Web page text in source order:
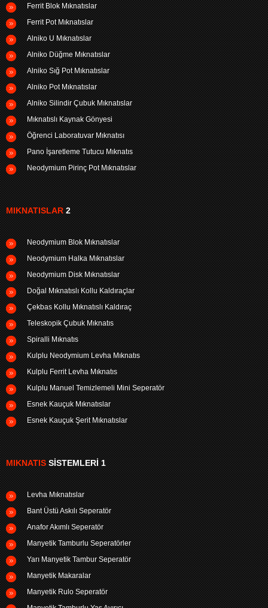
Ferrit Blok Mıknatıslar
Ferrit Pot Mıknatıslar
Alniko U Mıknatıslar
Alniko Düğme Mıknatıslar
Alniko Sığ Pot Mıknatıslar
Alniko Pot Mıknatıslar
Alniko Silindir Çubuk Mıknatıslar
Mıknatıslı Kaynak Gönyesi
Öğrenci Laboratuvar Mıknatısı
Pano İşaretleme Tutucu Mıknatıs
Neodymium Pirinç Pot Mıknatıslar
MIKNATISLAR2
Neodymium Blok Mıknatıslar
Neodymium Halka Mıknatıslar
Neodymium Disk Mıknatıslar
Doğal Mıknatıslı Kollu Kaldıraçlar
Çekbas Kollu Mıknatıslı Kaldıraç
Teleskopik Çubuk Mıknatıs
Spiralli Mıknatıs
Kulplu Neodymium Levha Mıknatıs
Kulplu Ferrit Levha Mıknatıs
Kulplu Manuel Temizlemeli Mini Seperatör
Esnek Kauçuk Mıknatıslar
Esnek Kauçuk Şerit Mıknatıslar
MIKNATISSISTEMLERI 1
Levha Mıknatıslar
Bant Üstü Askılı Seperatör
Anafor Akımlı Seperatör
Manyetik Tamburlu Seperatörler
Yarı Manyetik Tambur Seperatör
Manyetik Makaralar
Manyetik Rulo Seperatör